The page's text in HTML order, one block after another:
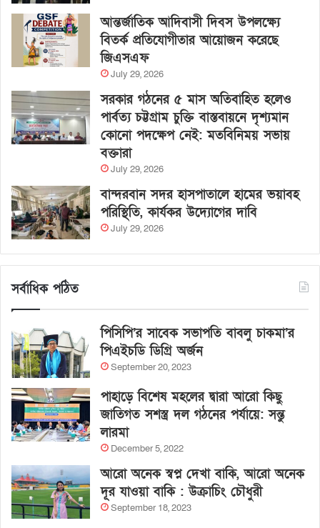
আন্তর্জাতিক আদিবাসী দিবস উপলক্ষ্যে
বিতর্ক প্রতিযোগীতার আয়োজন করেছে
জিএসএফ
July 29, 2026
সরকার গঠনের ৫ মাস অতিবাহিত হলেও
পার্বত্য চট্টগ্রাম চুক্তি বাস্তবায়নে দৃশ্যমান
কোনো পদক্ষেপ নেই: মতবিনিময় সভায়
বক্তারা
July 29, 2026
বান্দরবান সদর হাসপাতালে হামের ভয়াবহ
পরিস্থিতি, কার্যকর উদ্যোগের দাবি
July 29, 2026
সর্বাধিক পঠিত
পিসিপি’র সাবেক সভাপতি বাবলু চাকমা’র
পিএইচডি ডিগ্রি অর্জন
September 20, 2023
পাহাড়ে বিশেষ মহলের দ্বারা আরো কিছু
জাতিগত সশস্ত্র দল গঠনের পর্যায়ে: সন্তু
লারমা
December 5, 2022
আরো অনেক স্বপ্ন দেখা বাকি, আরো অনেক
দূর যাওয়া বাকি : উক্রাচিং চৌধুরী
September 18, 2023